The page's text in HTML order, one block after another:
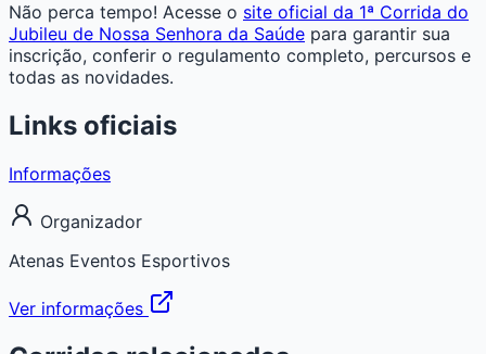
Não perca tempo! Acesse o site oficial da 1ª Corrida do
Jubileu de Nossa Senhora da Saúde para garantir sua
inscrição, conferir o regulamento completo, percursos e
todas as novidades.
Links oficiais
Informações
Organizador
Atenas Eventos Esportivos
Ver informações